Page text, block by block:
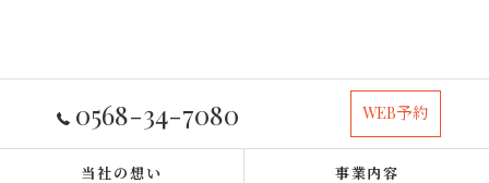
0568-34-7080 WEB予約
当社の想い 事業内容